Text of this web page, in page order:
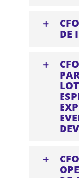
DE